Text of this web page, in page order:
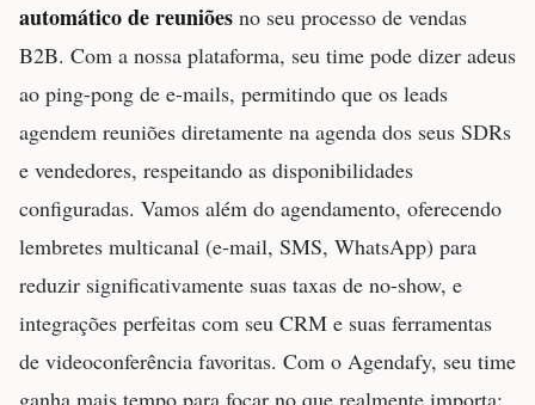
automático de reuniões no seu processo de vendas
B2B. Com a nossa plataforma, seu time pode dizer adeus
ao ping-pong de e-mails, permitindo que os leads
agendem reuniões diretamente na agenda dos seus SDRs
e vendedores, respeitando as disponibilidades
configuradas. Vamos além do agendamento, oferecendo
lembretes multicanal (e-mail, SMS, WhatsApp) para
reduzir significativamente suas taxas de no-show, e
integrações perfeitas com seu CRM e suas ferramentas
de videoconferência favoritas. Com o Agendafy, seu time
ganha mais tempo para focar no que realmente importa: